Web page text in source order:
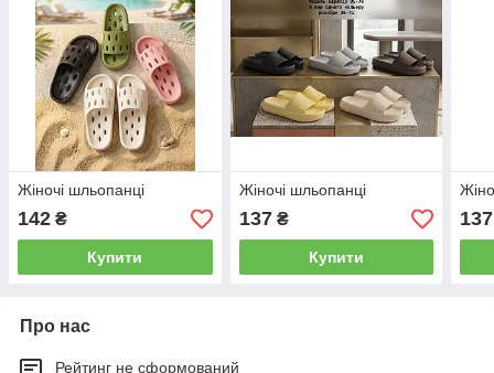
Жіночі шльопанці
142 ₴
Купити
Жіночі шльопанці
137₴
Купити
137
Про нас
Рейтинг не сформований